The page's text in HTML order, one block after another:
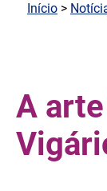
Início >
A